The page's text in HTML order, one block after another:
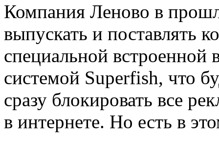
Компания Леново в
выпускать и поставлять
специальной встроенной
системой Superfish, что
сразу блокировать все
в интернете. Но есть в